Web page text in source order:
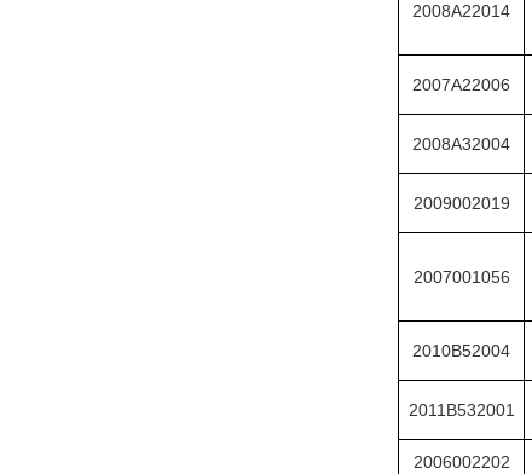
2008A22014
2007A22006
2008A32004
2009002019
2007001056
2010B52004
2011B532001
2006002202